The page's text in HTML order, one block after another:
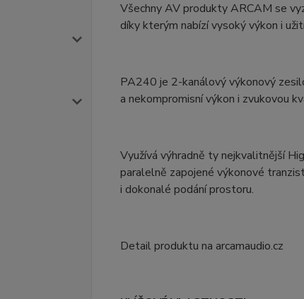
Všechny AV produkty ARCAM se
díky kterým nabízí vysoký výkon i
PA240 je 2-kanálový výkonový
a nekompromisní výkon i zvukovou
Využívá výhradně ty nejkvalitnější
paralelně zapojené výkonové
i dokonalé podání prostoru.
Detail produktu na arcamaudio.cz